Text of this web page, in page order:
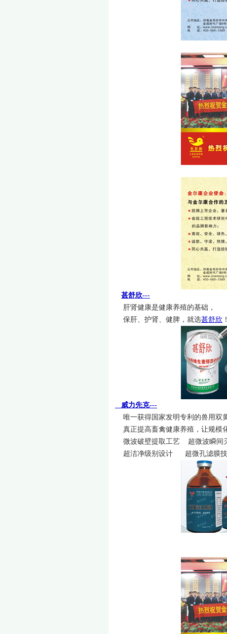
甚舒欣---
肝肾健康是健康养殖的基础，
保肝、护肾、健脾，就选甚舒欣
威力先克---
唯一获得国家发明专利的兽用双
真正提高畜禽健康养殖，让规模
微波破壁提取工艺 超微波瞬间
超洁净级别设计 超微孔滤膜